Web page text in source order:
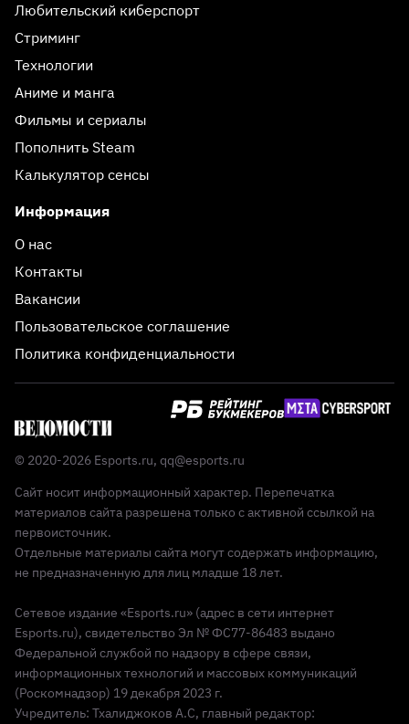
Любительский киберспорт
Стриминг
Технологии
Аниме и манга
Фильмы и сериалы
Пополнить Steam
Калькулятор сенсы
Информация
О нас
Контакты
Вакансии
Пользовательское соглашение
Политика конфиденциальности
© 2020-2026 Esports.ru, qq@esports.ru
Сайт носит информационный характер. Перепечатка
материалов сайта разрешена только с активной ссылкой на
первоисточник.
Отдельные материалы сайта могут содержать информацию,
не предназначенную для лиц младше 18 лет.
Сетевое издание «Esports.ru» (адрес в сети интернет
Esports.ru), свидетельство Эл № ФС77-86483 выдано
Федеральной службой по надзору в сфере связи,
информационных технологий и массовых коммуникаций
(Роскомнадзор) 19 декабря 2023 г.
Учредитель: Тхалиджоков А.С, главный редактор: